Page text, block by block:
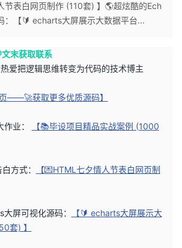
节表白网页制作 (110套) 】🌎超炫酷的Ech
：【🔰 echarts大屏展示大数据平台...
末获取联系
爱把逻辑思维转变为代码的技术博主
页——🚀获取更多优质源码】
业：
【📚毕设项目精品实战案例 (1000
方式：
【💌HTML七夕情人节表白网页制
屏可视化源码：
【🔰 echarts大屏展示大
套) 】